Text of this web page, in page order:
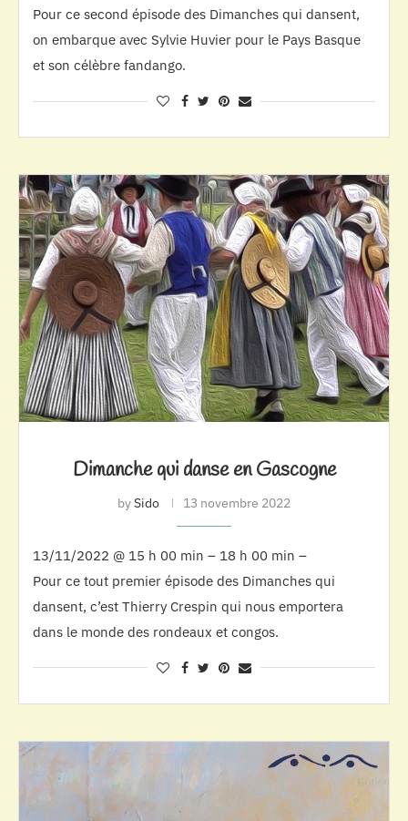
Pour ce second épisode des Dimanches qui dansent,
on embarque avec Sylvie Huvier pour le Pays Basque
et son célèbre fandango.
Dimanche qui danse en Gascogne
bySido 13 novembre 2022
13/11/2022 @ 15 h 00 min – 18 h 00 min –
Pour ce tout premier épisode des Dimanches qui
dansent, c’est Thierry Crespin qui nous emportera
dans le monde des rondeaux et congos.